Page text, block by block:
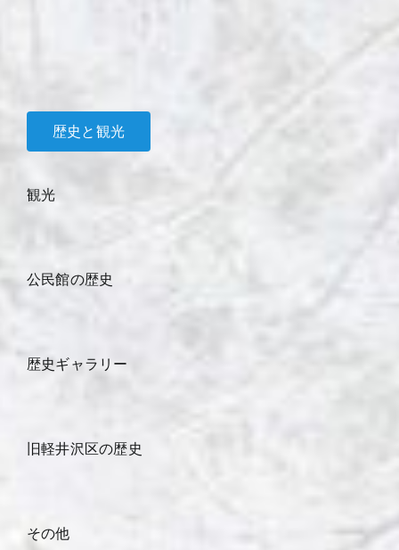
歴史と観光
観光
公民館の歴史
歴史ギャラリー
旧軽井沢区の歴史
その他